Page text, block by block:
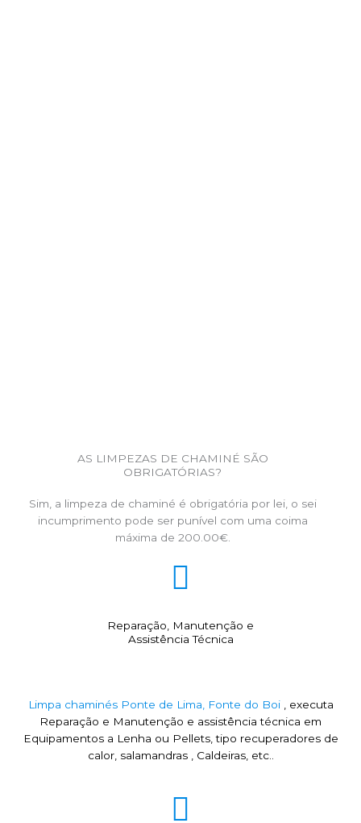
AS LIMPEZAS DE CHAMINÉ SÃO
OBRIGATÓRIAS?
Sim, a limpeza de chaminé é obrigatória por lei, o sei
incumprimento pode ser punível com uma coima
máxima de 200.00€.
Reparação, Manutenção e
Assistência Técnica
Limpa chaminés Ponte de Lima, Fonte do Boi , executa
Reparação e Manutenção e assistência técnica em
Equipamentos a Lenha ou Pellets, tipo recuperadores de
calor, salamandras , Caldeiras, etc..